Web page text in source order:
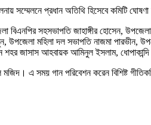
সম্মেলনে প্রধান অতিথি হিসেবে কমিটি
বিএনপির সহসভাপতি জাহাঙ্গীর হোসেন,
মহিলা দল সভাপতি নাজমা পারভীন,
জাসাস আহবায়ক আমিনুল ইসলাম,
এ সময় গান পরিবেশন করেন বিশিষ্ট